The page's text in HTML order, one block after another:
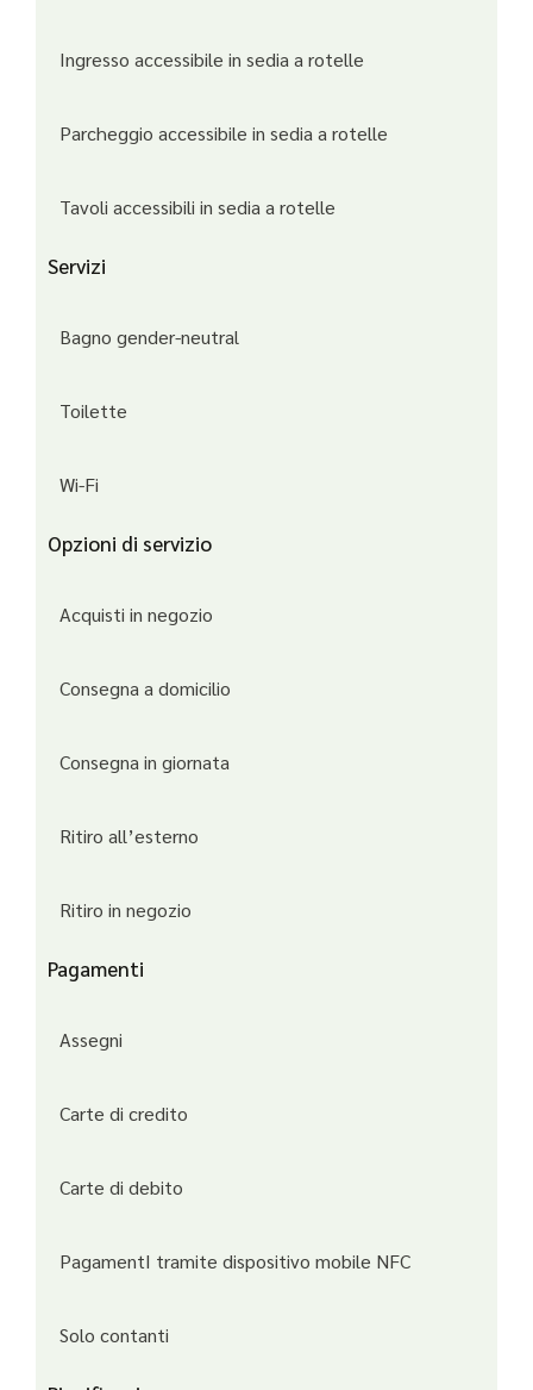
Ingresso accessibile in sedia a rotelle
Parcheggio accessibile in sedia a rotelle
Tavoli accessibili in sedia a rotelle
Servizi
Bagno gender-neutral
Toilette
Wi-Fi
Opzioni di servizio
Acquisti in negozio
Consegna a domicilio
Consegna in giornata
Ritiro all’esterno
Ritiro in negozio
Pagamenti
Assegni
Carte di credito
Carte di debito
PagamentI tramite dispositivo mobile NFC
Solo contanti